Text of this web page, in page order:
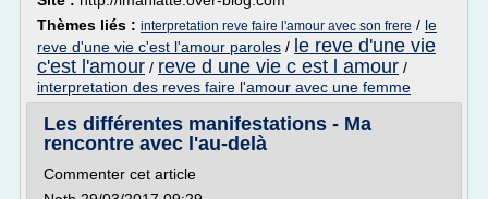
Thèmes liés : interpretation reve faire l'amour avec son frere / le
reve d'une vie c'est l'amour paroles / le reve d'une vie
c'est l'amour / reve d une vie c est l amour /
interpretation des reves faire l'amour avec une femme
Les différentes manifestations - Ma
rencontre avec l'au-delà
Commenter cet article